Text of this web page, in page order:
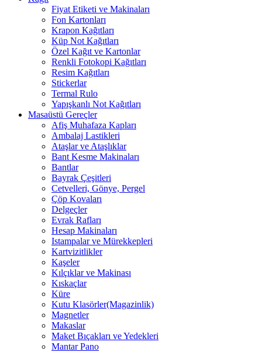
Fiyat Etiketi ve Makinaları
Fon Kartonları
Krapon Kağıtları
Küp Not Kağıtları
Özel Kağıt ve Kartonlar
Renkli Fotokopi Kağıtları
Resim Kağıtları
Stickerlar
Termal Rulo
Yapışkanlı Not Kağıtları
Masaüstü Gereçler
Afiş Muhafaza Kapları
Ambalaj Lastikleri
Ataşlar ve Ataşlıklar
Bant Kesme Makinaları
Bantlar
Bayrak Çeşitleri
Cetvelleri, Gönye, Pergel
Çöp Kovaları
Delgeçler
Evrak Rafları
Hesap Makinaları
Istampalar ve Mürekkepleri
Kartvizitlikler
Kaşeler
Kılçıklar ve Makinası
Kıskaçlar
Küre
Kutu Klasörler(Magazinlik)
Magnetler
Makaslar
Maket Bıçakları ve Yedekleri
Mantar Pano